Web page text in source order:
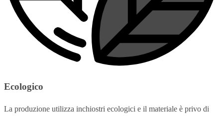
Ecologico
La produzione utilizza inchiostri ecologici e il materiale è privo di